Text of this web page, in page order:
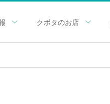
クボタのお店